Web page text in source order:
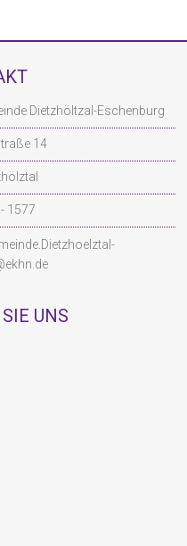
Dietzhöltzal-Eschenburg
14
1577
UNS